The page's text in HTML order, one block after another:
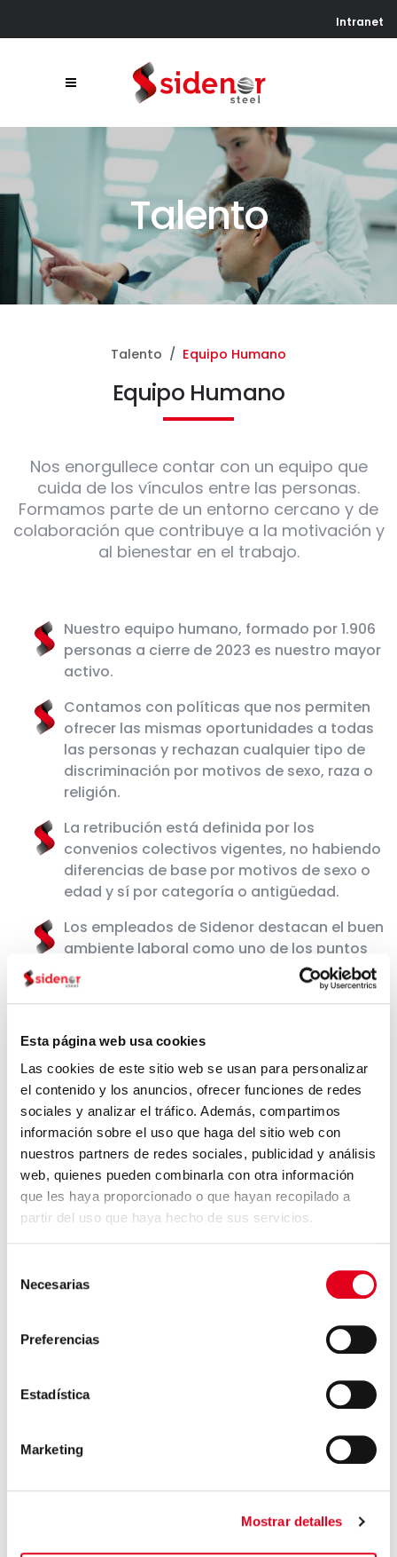
Esta página web usa cookies
Las cookies de este sitio web se usan para personalizar
el contenido y los anuncios, ofrecer funciones de redes
sociales y analizar el tráfico. Además, compartimos
información sobre el uso que haga del sitio web con
nuestros partners de redes sociales, publicidad y análisis
web, quienes pueden combinarla con otra información
que les haya proporcionado o que hayan recopilado a
partir del uso que haya hecho de sus servicios.
Necesarias
Preferencias
Estadística
Marketing
Mostrar detalles
Intranet
Talento
Talento Equipo Humano
Equipo Humano
Nos enorgullece contar con un equipo que
cuida de los vínculos entre las personas.
Formamos parte de un entorno cercano y de
colaboración que contribuye a la motivación y
al bienestar en el trabajo.
Nuestro equipo humano, formado por 1.906
personas a cierre de 2023 es nuestro mayor
activo.
Contamos con políticas que nos permiten
ofrecer las mismas oportunidades a todas
las personas y rechazan cualquier tipo de
discriminación por motivos de sexo, raza o
religión.
La retribución está definida por los
convenios colectivos vigentes, no habiendo
diferencias de base por motivos de sexo o
edad y sí por categoría o antigüedad.
Los empleados de Sidenor destacan el buen
ambiente laboral como uno de los puntos